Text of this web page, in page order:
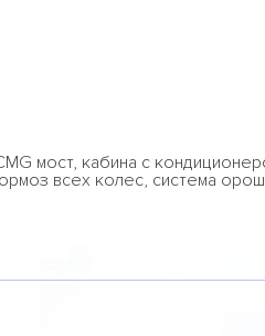
мост, кабина с
всех колес, система